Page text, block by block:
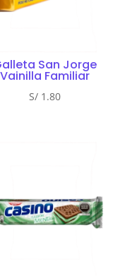
San Jorge
Vainilla Familiar
S/ 1.80